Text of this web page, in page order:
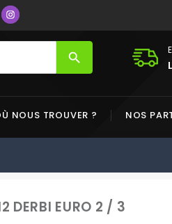
search
NOUS TROUVER ? NOS
DERBI EURO 2 / 3